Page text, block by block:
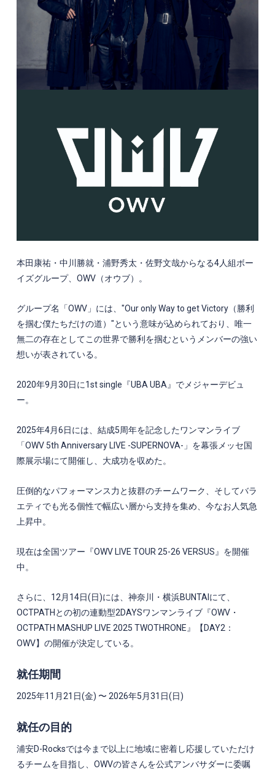
本田康祐・中川勝就・浦野秀太・佐野文哉からなる4人組ボー
イズグループ、 OWV（オウブ）。
グループ名「OWV」には、 "Our only Way to get Victory（勝利
を掴む僕たちだけの道） "という意味が込められており、唯一
無二の存在としてこの世界で勝利を掴むというメンバーの強い
想いが表されている。
2020年9 月30日に1st single 『UBA UBA 』でメジャーデビュ
ー。
2025年4月6日には、結成5周年を記念したワンマンライブ
「OWV 5th Anniversary LIVE -SUPERNOVA- 」を幕張メッセ国
際展示場にて開催し、大成功を収めた。
圧倒的なパフォーマンス力と抜群のチームワーク、そしてバラ
エティでも光る個性で幅広い層から支持を集め、今なお人気急
上昇中。
現在は全国ツアー『OWV LIVE TOUR 25-26 VERSUS 』を開催
中。
さらに、 12 月 14日(日)には、神奈川・横浜BUNTAI にて、
OCTPATH との初の連動型2DAYSワンマンライブ『OWV・
OCTPATH MASHUP LIVE 2025 TWOTHRONE 』【 DAY2 ：
OWV】の開催が決定している。
就任期間
2025年11月21日(金) 〜 2026年5月31日(日)
就任の目的
浦安D-Rocksでは今まで以上に地域に密着し応援していただけ
るチームを目指し、OWVの皆さんを公式アンバサダーに委嘱